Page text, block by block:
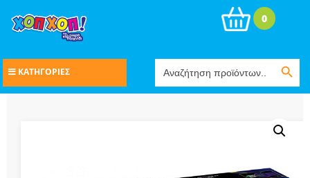
for:
Search Button
0
ΚΑΤΗΓΟΡΙΕΣ